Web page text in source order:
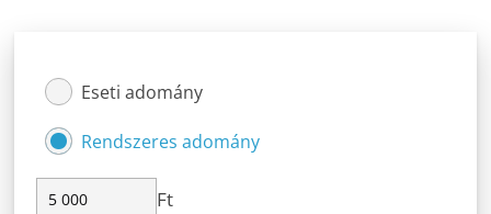
Eseti adomány
Rendszeres adomány
Ft